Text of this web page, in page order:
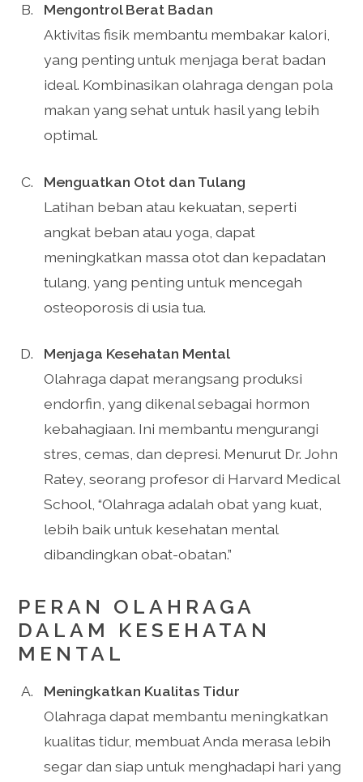
Mengontrol Berat Badan
Aktivitas fisik membantu membakar kalori,
yang penting untuk menjaga berat badan
ideal. Kombinasikan olahraga dengan pola
makan yang sehat untuk hasil yang lebih
optimal.
Menguatkan Otot dan Tulang
Latihan beban atau kekuatan, seperti
angkat beban atau yoga, dapat
meningkatkan massa otot dan kepadatan
tulang, yang penting untuk mencegah
osteoporosis di usia tua.
Menjaga Kesehatan Mental
Olahraga dapat merangsang produksi
endorfin, yang dikenal sebagai hormon
kebahagiaan. Ini membantu mengurangi
stres, cemas, dan depresi. Menurut Dr. John
Ratey, seorang profesor di Harvard Medical
School, “Olahraga adalah obat yang kuat,
lebih baik untuk kesehatan mental
dibandingkan obat-obatan.”
PERAN OLAHRAGA
DALAM KESEHATAN
MENTAL
Meningkatkan Kualitas Tidur
Olahraga dapat membantu meningkatkan
kualitas tidur, membuat Anda merasa lebih
segar dan siap untuk menghadapi hari yang